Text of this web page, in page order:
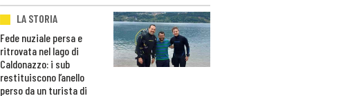
LA STORIA
Fede nuziale persa e
ritrovata nel lago di
Caldonazzo: i sub
restituiscono l’anello
perso da un turista di